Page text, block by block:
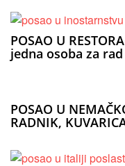
POSAO U
jedna osoba za rad
POSAO U
RADNIK,